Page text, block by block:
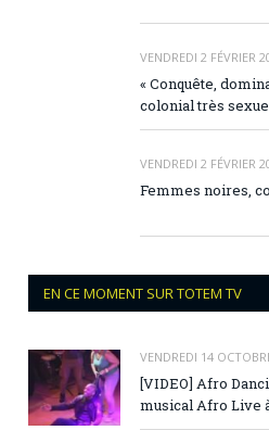
VENDREDI 2 FÉVRIER
« Conquête,
colonial très
VENDREDI 2 FÉVRIER
Femmes noires,
EN CE MOMENT SUR TOTEM TV
VENDREDI 14
[VIDEO] Afro
musical Afro Live